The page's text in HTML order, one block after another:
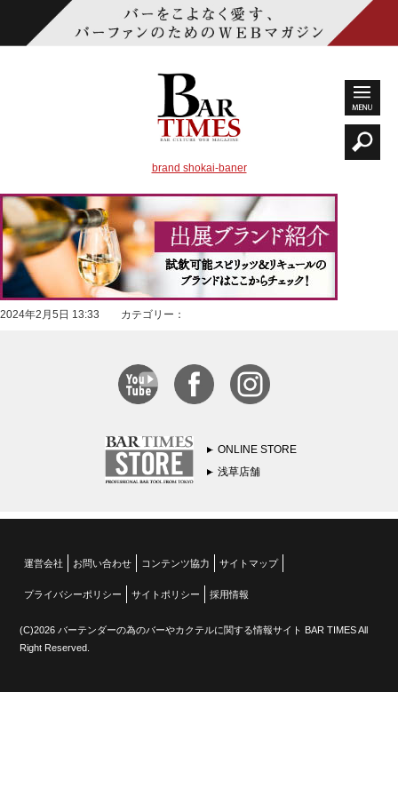
brand shokai-baner
2024年2月5日 13:33 カテゴリー：
ONLINE STORE
浅草店舗
運営会社 お問い合わせ コンテンツ協力 サイトマップ
プライバシーポリシー サイトポリシー 採用情報
(C)2026 バーテンダーの為のバーやカクテルに関する情報サイト BAR TIMES All
Right Reserved.